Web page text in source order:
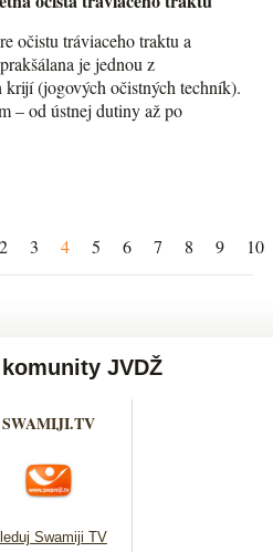
očistu tráviaceho traktu a
je jednou z
(jogových očistných techník).
– od ústnej dutiny až po
2 3 4 5 6 7 8 9 10
JVDŽ
SWAMIJI.TV
Swamiji TV